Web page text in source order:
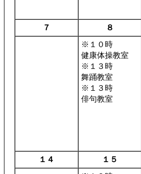
７ ８
※１０時
健康体操教室
※１３時
舞踊教室
※１３時
俳句教室
１４ １５